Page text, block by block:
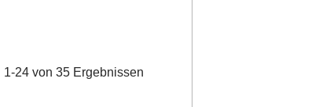
1-24 von 35 Ergebnissen